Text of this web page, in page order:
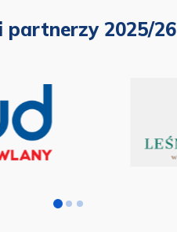
partnerzy 2025/26